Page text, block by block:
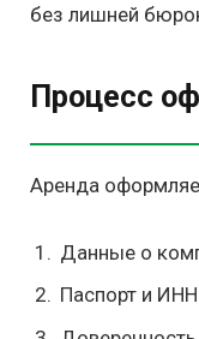
без лишней
Процесс
Аренда
Данные о
Паспорт и